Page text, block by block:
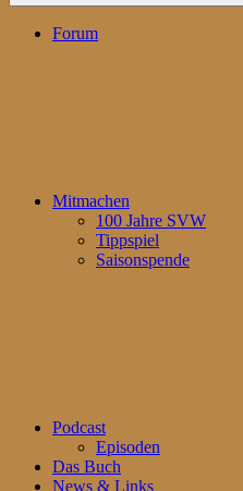
Forum
Mitmachen
100 Jahre SVW
Tippspiel
Saisonspende
Podcast
Episoden
Das Buch
News & Links